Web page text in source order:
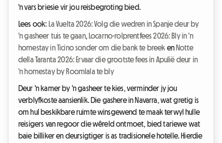
'n vars briesie vir jou reisbegroting bied.
Lees ook: La Vuelta 2026: Volg die wedren in Spanje deur by
'n gasheer tuis te gaan, Locarno-rolprentfees 2026: Bly in 'n
homestay in Ticino sonder om die bank te breek en Notte
della Taranta 2026: Ervaar die grootste fees in Apulië deur in
'n homestay by Roomlala te bly
Deur 'n kamer by 'n gasheer te kies, verminder jy jou
verblyfkoste aansienlik. Die gashere in Navarra, wat gretig is
om hul beskikbare ruimte winsgewend te maak terwyl hulle
reisigers van regoor die wêreld ontmoet, bied tariewe wat
baie billiker en deursigtiger is as tradisionele hotelle. Hierdie